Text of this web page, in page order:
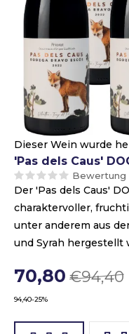
Dieser Wein wurde
'Pas dels Caus'
Bewertung
Der 'Pas dels Caus'
charaktervoller,
unter anderem aus
und Syrah hergestellt
70,80 €94,40
94,40-25%